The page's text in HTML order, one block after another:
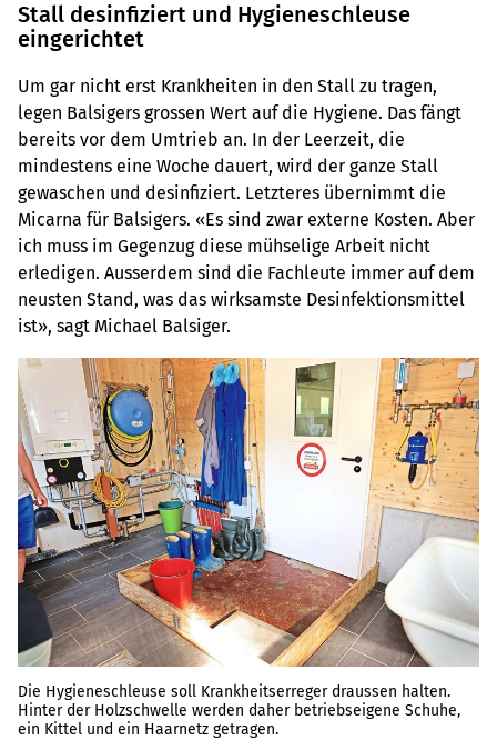
Stall desinfiziert und Hygieneschleuse
eingerichtet
Um gar nicht erst Krankheiten in den Stall zu tragen,
legen Balsigers grossen Wert auf die Hygiene. Das fängt
bereits vor dem Umtrieb an. In der Leerzeit, die
mindestens eine Woche dauert, wird der ganze Stall
gewaschen und desinfiziert. Letzteres übernimmt die
Micarna für Balsigers. «Es sind zwar externe Kosten. Aber
ich muss im Gegenzug diese mühselige Arbeit nicht
erledigen. Ausserdem sind die Fachleute immer auf dem
neusten Stand, was das wirksamste Desinfektionsmittel
ist», sagt Michael Balsiger.
Die Hygieneschleuse soll Krankheitserreger draussen halten.
Hinter der Holzschwelle werden daher betriebseigene Schuhe,
ein Kittel und ein Haarnetz getragen.